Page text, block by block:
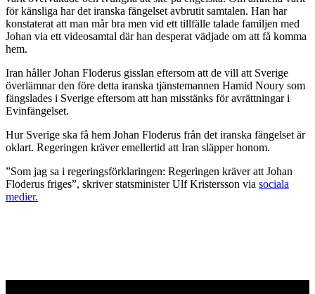
för känsliga har det iranska fängelset avbrutit samtalen. Han har
konstaterat att man mår bra men vid ett tillfälle talade familjen med
Johan via ett videosamtal där han desperat vädjade om att få komma
hem.
Iran håller Johan Floderus gisslan eftersom att de vill att Sverige
överlämnar den före detta iranska tjänstemannen Hamid Noury som
fängslades i Sverige eftersom att han misstänks för avrättningar i
Evinfängelset.
Hur Sverige ska få hem Johan Floderus från det iranska fängelset är
oklart. Regeringen kräver emellertid att Iran släpper honom.
”Som jag sa i regeringsförklaringen: Regeringen kräver att Johan
Floderus friges”, skriver statsminister Ulf Kristersson via sociala
medier.